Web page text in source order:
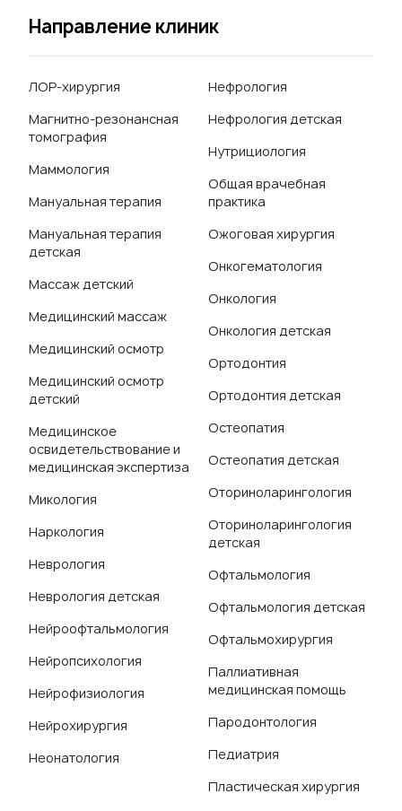
Направление клиник
ЛОР-хирургия
Магнитно-резонансная
томография
Маммология
Мануальная терапия
Мануальная терапия
детская
Массаж детский
Медицинский массаж
Медицинский осмотр
Медицинский осмотр
детский
Медицинское
освидетельствование и
медицинская экспертиза
Микология
Наркология
Неврология
Неврология детская
Нейроофтальмология
Нейропсихология
Нейрофизиология
Нейрохирургия
Неонатология
Нефрология
Нефрология детская
Нутрициология
Общая врачебная
практика
Ожоговая хирургия
Онкогематология
Онкология
Онкология детская
Ортодонтия
Ортодонтия детская
Остеопатия
Остеопатия детская
Оториноларингология
Оториноларингология
детская
Офтальмология
Офтальмология детская
Офтальмохирургия
Паллиативная
медицинская помощь
Пародонтология
Педиатрия
Пластическая хирургия